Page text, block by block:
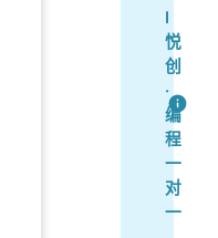
I
悦
创
·
编
程
一
对
一